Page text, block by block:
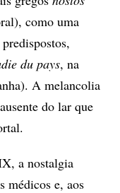
como uma
du pays, na
A melancolia
do lar que
a nostalgia
médicos e, aos